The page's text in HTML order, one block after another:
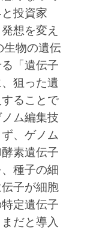
投資家
想を変え
物の遺伝
「遺伝子
狙った遺
ることで
ム編集技
、ゲノム
素遺伝子
種子の細
子が細胞
定遺伝子
だと導入